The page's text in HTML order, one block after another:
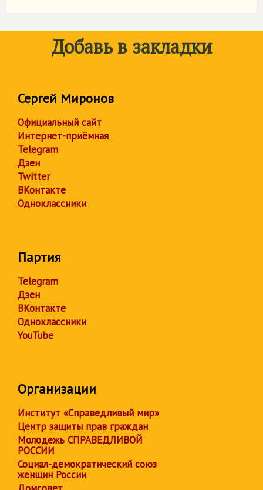
Добавь в закладки
Сергей Миронов
Официальный сайт
Интернет-приёмная
Telegram
Дзен
Twitter
ВКонтакте
Одноклассники
Партия
Telegram
Дзен
ВКонтакте
Одноклассники
YouTube
Организации
Институт «Справедливый мир»
Центр защиты прав граждан
Молодежь СПРАВЕДЛИВОЙ
РОССИИ
Социал-демократический союз
женщин России